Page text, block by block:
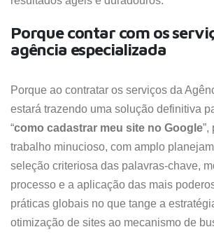
Porque contar com os
agência especializada
Porque ao contratar os serviços da
estará trazendo uma solução definitiva
“como cadastrar meu site no Google”,
trabalho minucioso, com amplo
seleção criteriosa das palavras-chave,
processo e a aplicação das mais
práticas globais no que tange a
otimização de sites ao mecanismo de